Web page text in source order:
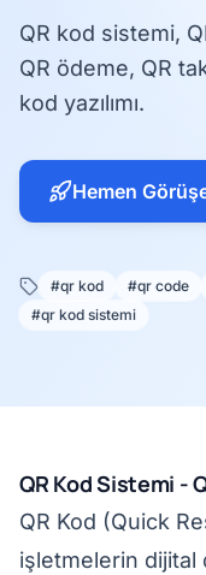
QR kod sistemi,
QR ödeme, QR
kod yazılımı.
Hemen
#qr kod #qr code
#qr kod sistemi
QR Kod Sistemi -
QR Kod (Quick
işletmelerin dijital